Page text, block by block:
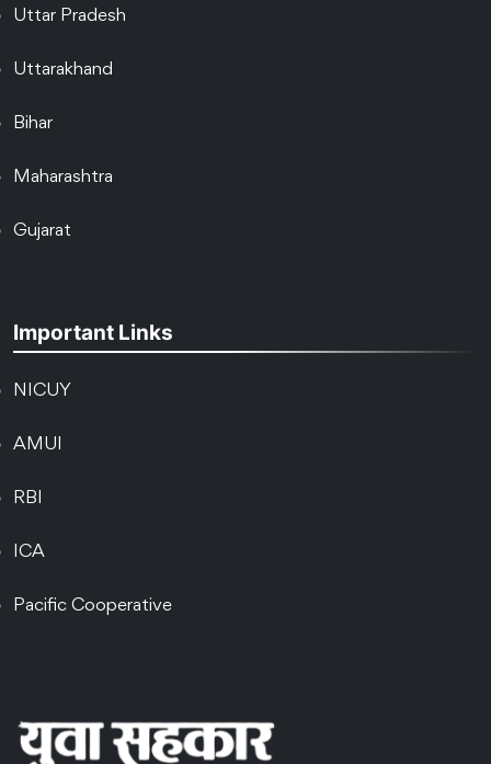
Uttar Pradesh
Uttarakhand
Bihar
Maharashtra
Gujarat
Important Links
NICUY
AMUI
RBI
ICA
Pacific Cooperative